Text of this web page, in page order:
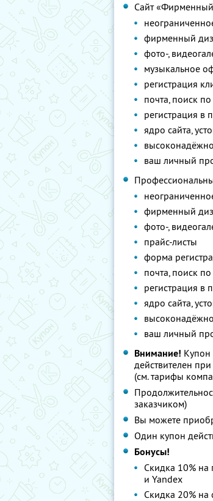
Сайт
фирменный
фото-,
музыкальное
регистрация
почта, поиск
регистрация в
ядро сайта,
ваш личный
фирменный
фото-,
прайс-листы
форма
почта, поиск
регистрация в
ядро сайта,
ваш личный
Внимание! Купон
действителен
(см. тарифы
заказчиком)
Вы можете
Один купон
Бонусы!
Скидка 10%
и Yandex
Скидка 20% на